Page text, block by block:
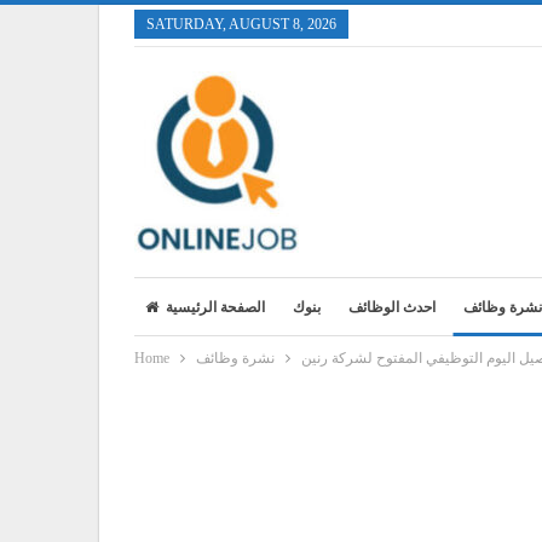
SATURDAY, AUGUST 8, 2026
الصفحة الرئيسية بنوك احدث الوظائف نشرة وظائف
Home نشرة وظائف اليوم التوظيفي المفتوح لشركة رنين